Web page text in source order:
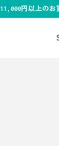
11,000円以上の